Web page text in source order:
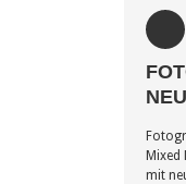
Mixed
mit